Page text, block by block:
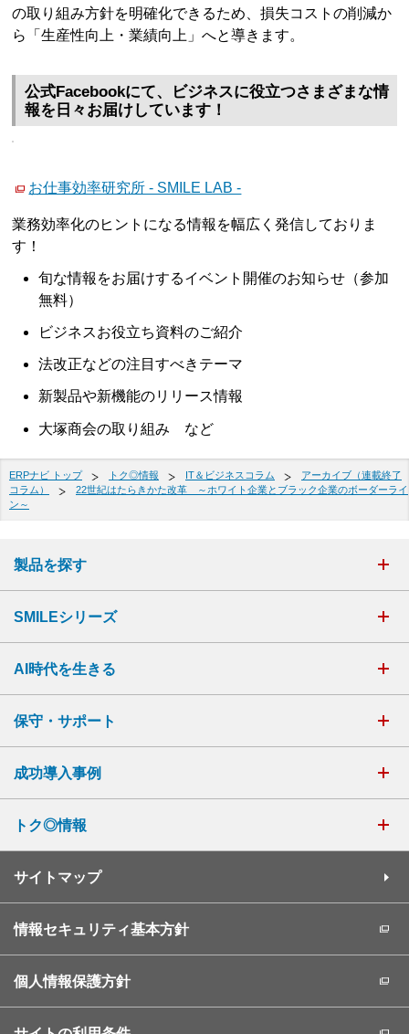
の取り組み方針を明確化できるため、損失コストの削減か
ら「生産性向上・業績向上」へと導きます。
公式Facebookにて、ビジネスに役立つさまざまな情
報を日々お届けしています！
お仕事効率研究所 - SMILE LAB -
業務効率化のヒントになる情報を幅広く発信しておりま
す！
旬な情報をお届けするイベント開催のお知らせ（参加
無料）
ビジネスお役立ち資料のご紹介
法改正などの注目すべきテーマ
新製品や新機能のリリース情報
大塚商会の取り組み など
ERPナビ トップ トク◎情報 IT＆ビジネスコラム
アーカイブ（連載終了
コラム）
22世紀はたらきかた改革 ～ホワイト企業とブラック企業のボーダーライ
ン～
製品を探す
SMILEシリーズ
AI時代を生きる
保守・サポート
成功導入事例
トク◎情報
サイトマップ
情報セキュリティ基本方針
個人情報保護方針